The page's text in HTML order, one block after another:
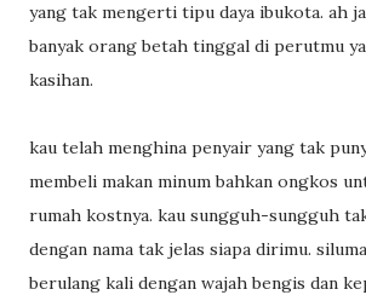
yang tak mengerti tipu daya ibukota. ah
banyak orang betah tinggal di perutmu
kasihan.
kau telah menghina penyair yang tak
membeli makan minum bahkan ongkos
rumah kostnya. kau sungguh-sungguh
dengan nama tak jelas siapa dirimu.
berulang kali dengan wajah bengis dan